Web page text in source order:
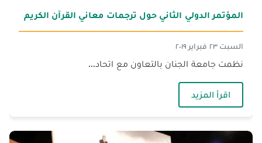
المؤتمر الدولي الثاني حول ترجمات معاني القرآن الكريم
السبت ٢٣ فبراير ٢٠١٩
نظمت جامعة الجنان بالتعاون مع اتحاد...
اقرأ المزيد— المؤتمر الدولي الثاني حول ترجمات معاني القرآن